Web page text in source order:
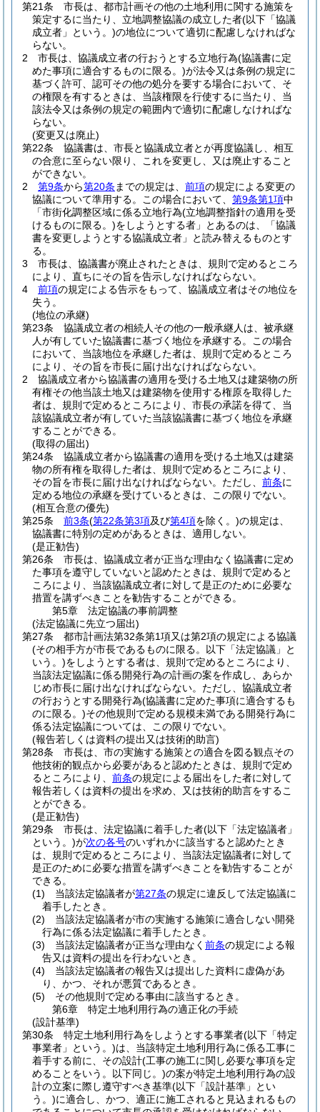
第21条
市長は、都市計画その他の土地利用に関する施策を
策定するに当たり、立地調整協議の成立した者(以下「協議
成立者」という。)の地位について適切に配慮しなければな
らない。
2
市長は、協議成立者の行おうとする立地行為(協議書に定
めた事項に適合するものに限る。)が法令又は条例の規定に
基づく許可、認可その他の処分を要する場合において、そ
の権限を有するときは、当該権限を行使するに当たり、当
該法令又は条例の規定の範囲内で適切に配慮しなければな
らない。
(変更又は廃止)
第22条
協議書は、市長と協議成立者とが再度協議し、相互
の合意に至らない限り、これを変更し、又は廃止すること
ができない。
2
第9条から第20条 までの規定は、 前項の規定による変更の
協議について準用する。
この場合において、 第9条第1項中
「市街化調整区域に係る立地行為(立地調整指針の適用を受
けるものに限る。)をしようとする者」とあるのは、「協議
書を変更しようとする協議成立者」と読み替えるものとす
る。
3
市長は、協議書が廃止されたときは、規則で定めるところ
により、直ちにその旨を告示しなければならない。
4
前項の規定による告示をもって、協議成立者はその地位を
失う。
(地位の承継)
第23条
協議成立者の相続人その他の一般承継人は、被承継
人が有していた協議書に基づく地位を承継する。
この場合
において、当該地位を承継した者は、規則で定めるところ
により、その旨を市長に届け出なければならない。
2
協議成立者から協議書の適用を受ける土地又は建築物の所
有権その他当該土地又は建築物を使用する権原を取得した
者は、規則で定めるところにより、市長の承諾を得て、当
該協議成立者が有していた当該協議書に基づく地位を承継
することができる。
(取得の届出)
第24条
協議成立者から協議書の適用を受ける土地又は建築
物の所有権を取得した者は、規則で定めるところにより、
その旨を市長に届け出なければならない。 ただし、 前条に
定める地位の承継を受けているときは、この限りでない。
(相互合意の優先)
第25条
前3条(第22条第3項及び第4項を除く。)の規定は、
協議書に特別の定めがあるときは、適用しない。
(是正勧告)
第26条
市長は、協議成立者が正当な理由なく協議書に定め
た事項を遵守していないと認めたときは、規則で定めると
ころにより、当該協議成立者に対して是正のために必要な
措置を講ずべきことを勧告することができる。
第5章
法定協議の事前調整
(法定協議に先立つ届出)
第27条
都市計画法第32条第1項又は第2項の規定による協議
(その相手方が市長であるものに限る。以下「法定協議」と
いう。)をしようとする者は、規則で定めるところにより、
当該法定協議に係る開発行為の計画の案を作成し、あらか
じめ市長に届け出なければならない。 ただし、協議成立者
の行おうとする開発行為(協議書に定めた事項に適合するも
のに限る。)その他規則で定める規模未満である開発行為に
係る法定協議については、この限りでない。
(報告若しくは資料の提出又は技術的助言)
第28条
市長は、市の実施する施策との適合を図る観点その
他技術的観点から必要があると認めたときは、規則で定め
るところにより、 前条の規定による届出をした者に対して
報告若しくは資料の提出を求め、又は技術的助言をするこ
とができる。
(是正勧告)
第29条
市長は、法定協議に着手した者(以下「法定協議者」
という。)が次の各号のいずれかに該当すると認めたとき
は、規則で定めるところにより、当該法定協議者に対して
是正のために必要な措置を講ずべきことを勧告することが
できる。
(1)
当該法定協議者が第27条の規定に違反して法定協議に
着手したとき。
(2)
当該法定協議者が市の実施する施策に適合しない開発
行為に係る法定協議に着手したとき。
(3)
当該法定協議者が正当な理由なく 前条の規定による報
告又は資料の提出を行わないとき。
(4)
当該法定協議者の報告又は提出した資料に虚偽があ
り、かつ、それが悪質であるとき。
(5)
その他規則で定める事由に該当するとき。
第6章
特定土地利用行為の適正化の手続
(設計基準)
第30条
特定土地利用行為をしようとする事業者(以下「特定
事業者」という。)は、当該特定土地利用行為に係る工事に
着手する前に、その設計(工事の施工に関し必要な事項を定
めることをいう。以下同じ。)の案が特定土地利用行為の設
計の立案に際し遵守すべき基準(以下「設計基準」とい
う。)に適合し、かつ、適正に施工されると見込まれるもの